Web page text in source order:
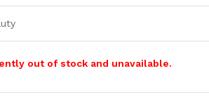
out of stock and unavailable.